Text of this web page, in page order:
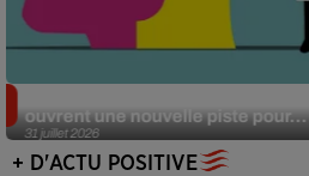
31 juillet 2026
ouvrent une nouvelle piste pour...
+ D'ACTU POSITIVE